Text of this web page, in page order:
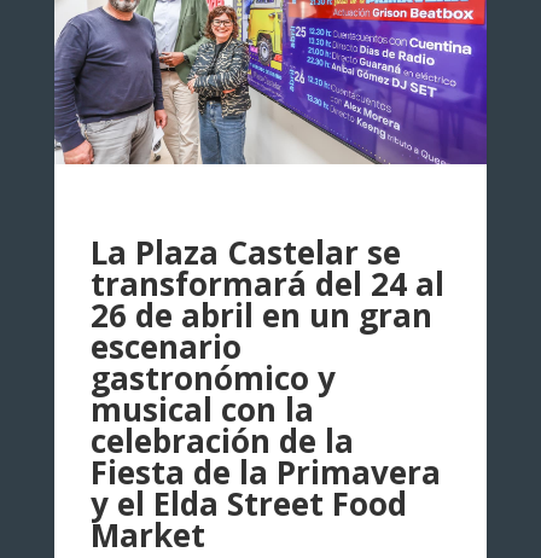
La Plaza Castelar se
transformará del 24 al
26 de abril en un gran
escenario
gastronómico y
musical con la
celebración de la
Fiesta de la Primavera
y el Elda Street Food
Market